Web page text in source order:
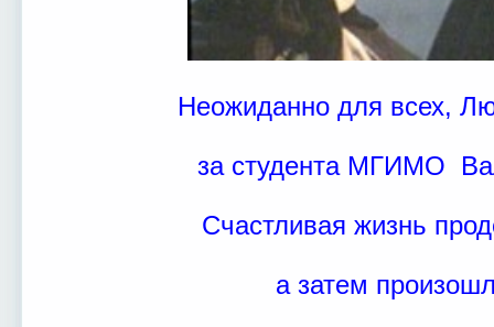
Неожиданно для всех,
за студента МГИМО
Счастливая жизнь
а затем